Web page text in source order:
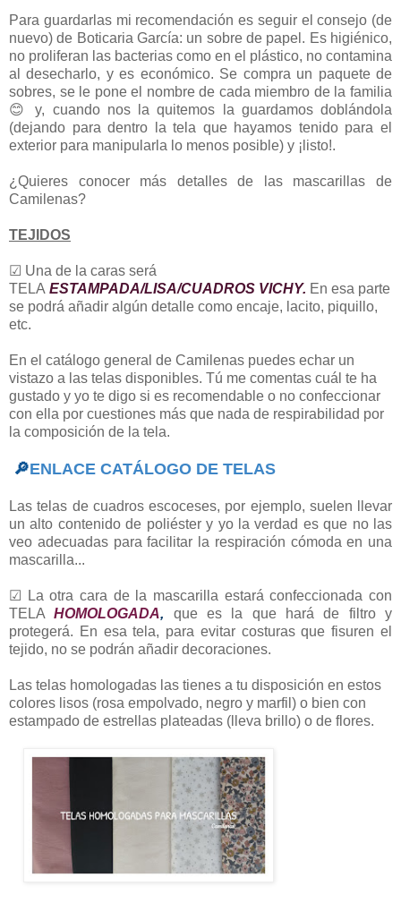
Para guardarlas mi recomendación es seguir el consejo (de
nuevo) de Boticaria García: un sobre de papel. Es higiénico,
no proliferan las bacterias como en el plástico, no contamina
al desecharlo, y es económico. Se compra un paquete de
sobres, se le pone el nombre de cada miembro de la familia
😊 y, cuando nos la quitemos la guardamos doblándola
(dejando para dentro la tela que hayamos tenido para el
exterior para manipularla lo menos posible) y ¡listo!.
¿Quieres conocer más detalles de las mascarillas de
Camilenas?
TEJIDOS
☑ Una de la caras será
TELA ESTAMPADA/LISA/CUADROS VICHY. En esa parte
se podrá añadir algún detalle como encaje, lacito, piquillo,
etc.
En el catálogo general de Camilenas puedes echar un
vistazo a las telas disponibles. Tú me comentas cuál te ha
gustado y yo te digo si es recomendable o no confeccionar
con ella por cuestiones más que nada de respirabilidad por
la composición de la tela.
🔎ENLACE CATÁLOGO DE TELAS
Las telas de cuadros escoceses, por ejemplo, suelen llevar
un alto contenido de poliéster y yo la verdad es que no las
veo adecuadas para facilitar la respiración cómoda en una
mascarilla...
☑ La otra cara de la mascarilla estará confeccionada con
TELAHOMOLOGADA, que es la que hará de filtro y
protegerá. En esa tela, para evitar costuras que fisuren el
tejido, no se podrán añadir decoraciones.
Las telas homologadas las tienes a tu disposición en estos
colores lisos (rosa empolvado, negro y marfil) o bien con
estampado de estrellas plateadas (lleva brillo) o de flores.